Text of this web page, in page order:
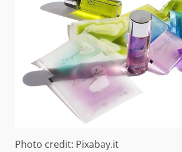
Photo credit: Pixabay.it